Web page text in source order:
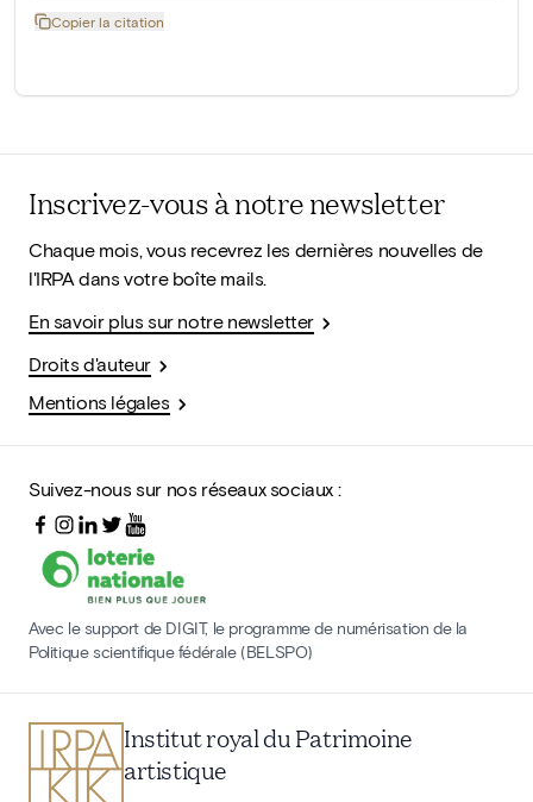
Copier la citation
Inscrivez-vous à notre newsletter
Chaque mois, vous recevrez les dernières nouvelles de
l'IRPA dans votre boîte mails.
En savoir plus sur notre newsletter
Droits d'auteur
Mentions légales
Suivez-nous sur nos réseaux sociaux :
Avec le support de DIGIT, le programme de numérisation de la
Politique scientifique fédérale (BELSPO)
Institut royal du Patrimoine
artistique